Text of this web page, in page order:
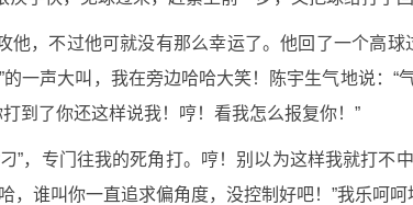
他，不过他可就没有那么幸运了。他回了一个高
一声大叫，我在旁边哈哈大笑！陈宇生气地说：
到了你还这样说我！哼！看我怎么报复你！”
”，专门往我的死角打。哼！别以为这样我就打
，谁叫你一直追求偏角度，没控制好吧！”我乐呵